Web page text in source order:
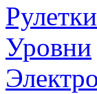
Рулетки
Уровни